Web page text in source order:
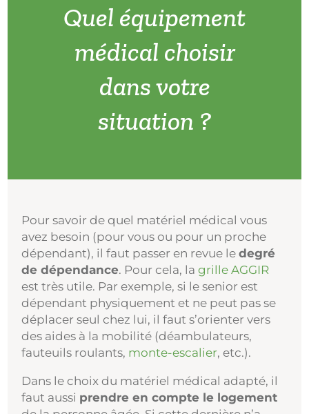
Quel équipement
médical choisir
dans votre
situation ?
Pour savoir de quel matériel médical vous
avez besoin (pour vous ou pour un proche
dépendant), il faut passer en revue ledegré
de dépendance. Pour cela, lagrille AGGIR
est très utile. Par exemple, si le senior est
dépendant physiquement et ne peut pas se
déplacer seul chez lui, il faut s’orienter vers
des aides à la mobilité (déambulateurs,
fauteuils roulants, monte-escalier, etc.).
Dans le choix du matériel médical adapté, il
faut aussi prendre en compte le logement